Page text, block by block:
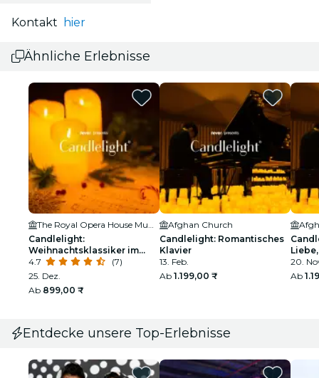
Kontakt hier
Ähnliche Erlebnisse
Candlelight:
Weihnachtsklassiker im
Royal Opera House
4.7
(7)
25. Dez.
Ab 899,00 ₹
Afghan Church
Candlelight: Romantisches
Klavier
13. Feb.
Ab 1.199,00 ₹
20.
Ab
Entdecke unsere Top-Erlebnisse